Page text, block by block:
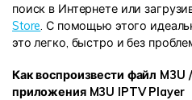
поиск в Интернете или
Store. С помощью этого
это легко, быстро и без
Как воспроизвести файл
приложения M3U IPTV Player